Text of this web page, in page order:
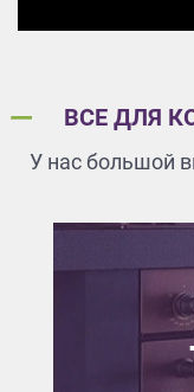
ВСЕ ДЛЯ
У нас большой